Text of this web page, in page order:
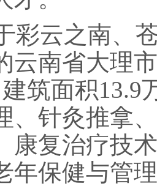
彩云之南、
云南省大理
筑面积13.9
、针灸推拿
康复治疗技
年保健与管